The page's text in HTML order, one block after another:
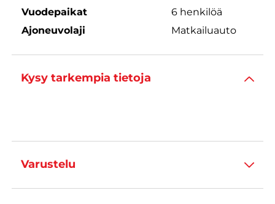
Vuodepaikat
6 henkilöä
Ajoneuvolaji
Matkailuauto
Kysy tarkempia tietoja
Varustelu